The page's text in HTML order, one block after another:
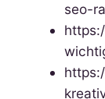
seo-